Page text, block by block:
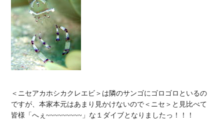
＜ニセアカホシカクレエビ＞は隣のサンゴにゴロゴロといるの
ですが、本家本元はあまり見かけないので＜ニセ＞と見比べて
皆様「へぇ~~~~~~~~~」な１ダイブとなりましたっ！！！